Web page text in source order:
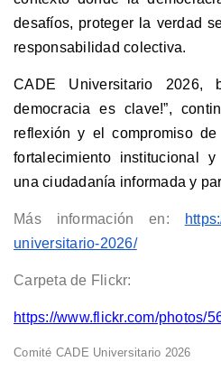
desafíos, proteger la verdad
responsabilidad colectiva.
CADE Universitario 2026,
democracia es clave!”,
reflexión y el compromiso
fortalecimiento institucional
una ciudadanía informada y
Más información en:
universitario-2026/
Carpeta de Flickr:
https://www.flickr.com/photos/
Comité CADE Universitario 2026